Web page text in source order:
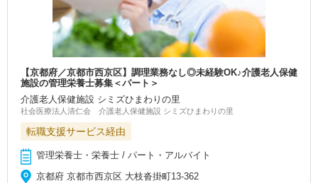
【京都府／京都市西京区】調理業務なし◎未経験OK♪介護老人保健
施設の管理栄養士募集＜パート＞
介護老人保健施設 シミズひまわりの里
社会医療法人清仁会 介護老人保健施設 シミズひまわりの里
転職支援サービス経由
管理栄養士・栄養士 / パート・アルバイト
京都府 京都市西京区 大枝沓掛町13-362